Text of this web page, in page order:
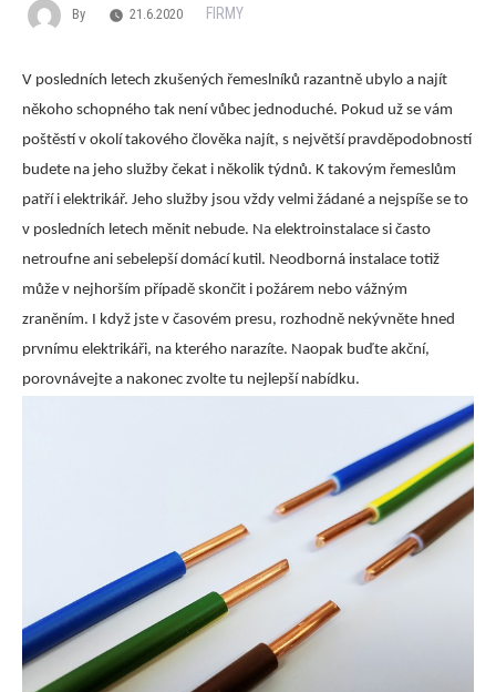
By 21.6.2020 FIRMY
V posledních letech zkušených řemeslníků razantně ubylo a najít
někoho schopného tak není vůbec jednoduché. Pokud už se vám
poštěstí v okolí takového člověka najít, s největší pravděpodobností
budete na jeho služby čekat i několik týdnů. K takovým řemeslům
patří i elektrikář. Jeho služby jsou vždy velmi žádané a nejspíše se to
v posledních letech měnit nebude. Na elektroinstalace si často
netroufne ani sebelepší domácí kutil. Neodborná instalace totiž
může v nejhorším případě skončit i požárem nebo vážným
zraněním. I když jste v časovém presu, rozhodně nekývněte hned
prvnímu elektrikáři, na kterého narazíte. Naopak buďte akční,
porovnávejte a nakonec zvolte tu nejlepší nabídku.